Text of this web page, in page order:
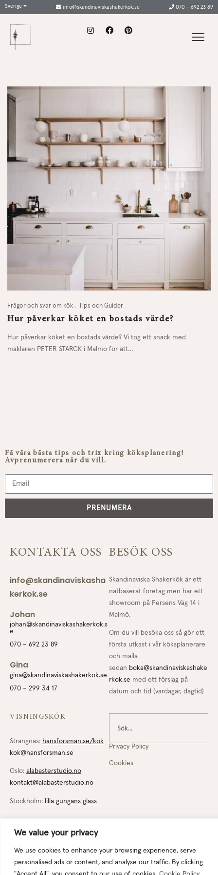
We value your privacy
We use cookies to enhance your browsing experience, serve
personalised ads or content, and analyse our traffic. By clicking
Sverige info@skandinaviskashakerkok.se 070 – 692 23 89
Frågor och svar om kök Tips och Guider
Hur påverkar köket en bostads värde?
Hur påverkar köket en bostads värde? Vi tog ett snack med
mäklaren PETER STARCK i Malmö för att…
Få våra bästa tips och trix kring köksplanering!
Avprenumerera när du vill.
PRENUMERA
KONTAKTA OSS
info@skandinaviskasha
kerkok.se
Johan
johan@skandinaviskashakerkok.s
e
070 – 692 23 89
Gina
gina@skandinaviskashakerkok.se
070 – 299 34 17
BESÖK OSS
Skandinaviska Shakerkök är ett
nätbaserat företag men har ett
showroom på Fersens Väg 14 i
Malmö.
Om du vill besöka oss så gör ett
första utkast i vår köksplanerare
och maila
sedan boka@skandinaviskashake
rkok.se med ett förslag på
datum och tid (vardagar, dagtid)
VISNINGSKÖK
Strängnäs: hansforsman.se/kok
kok@hansforsman.se
Oslo: alabasterstudio.no
kontakt@alabasterstudio.no
Stockholm: lilla gungans glass
Privacy Policy
Cookies
© Skandinaviska Shakerkök. All rights reserved.